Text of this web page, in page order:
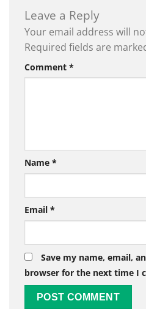
Leave a Reply
Your email address will
Required fields are
Comment *
Name *
Email *
Save my name, email,
browser for the next time I